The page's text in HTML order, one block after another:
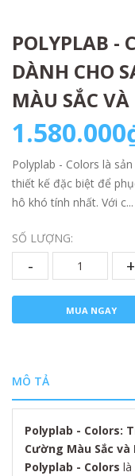
POLYPLAB -
DÀNH CHO
MÀU SẮC
Polyplab - Colors là
thiết kế đặc biệt để
hô khó tính nhất. Với c...
SỐ LƯỢNG:
- +
MUA NGAY
MÔ TẢ
Polyplab - Colors:
Cường Màu Sắc và
Polyplab - Colors là